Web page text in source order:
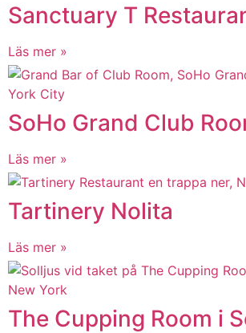
Sanctuary T
Läs mer »
SoHo Grand Club
Läs mer »
Tartinery Nolita
Läs mer »
The Cupping Room i